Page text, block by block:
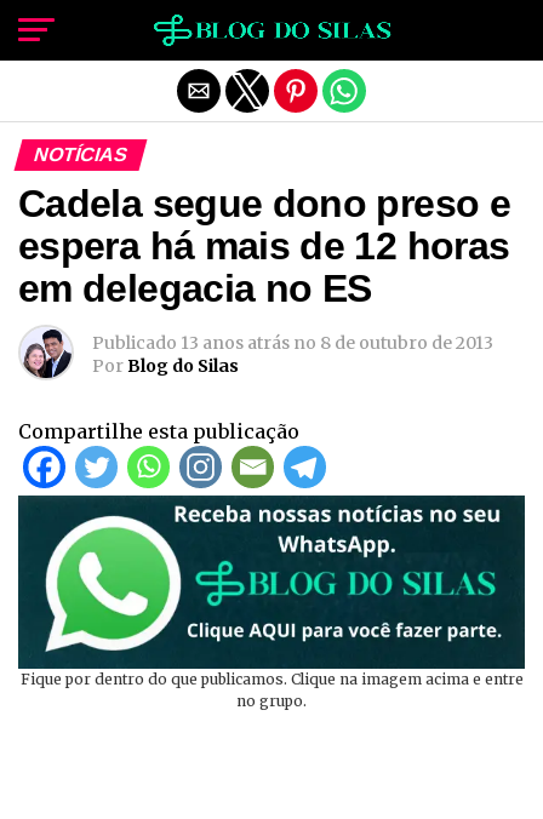
NOTÍCIAS
Cadela segue dono preso e
espera há mais de 12 horas
em delegacia no ES
Publicado 13 anos atrás no 8 de outubro de 2013
PorBlog do Silas
Compartilhe esta publicação
Fique por dentro do que publicamos. Clique na imagem acima e entre
no grupo.
Sair da versão mobile